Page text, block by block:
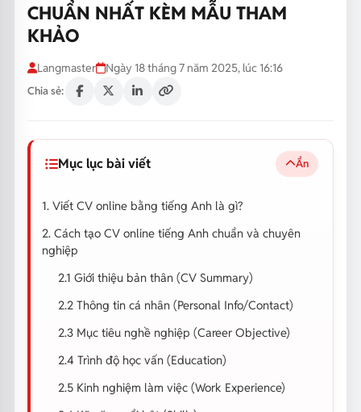
CHUẨN NHẤT KÈM MẪU THAM
KHẢO
Langmaster Ngày 18 tháng 7 năm 2025, lúc 16:16
Chia sẻ:
Mục lục bài viết Ẩn
1. Viết CV online bằng tiếng Anh là gì?
2. Cách tạo CV online tiếng Anh chuẩn và chuyên
nghiệp
2.1 Giới thiệu bản thân (CV Summary)
2.2 Thông tin cá nhân (Personal Info/Contact)
2.3 Mục tiêu nghề nghiệp (Career Objective)
2.4 Trình độ học vấn (Education)
2.5 Kinh nghiệm làm việc (Work Experience)